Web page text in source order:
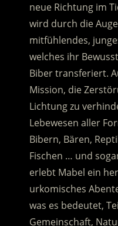
neue Richtung im
wird durch die
mitfühlendes,
welches ihr
Biber transferiert.
Mission, die
Lichtung zu
Lebewesen aller
Bibern, Bären,
Fischen … und
erlebt Mabel ein
urkomisches
was es bedeutet,
Gemeinschaft,